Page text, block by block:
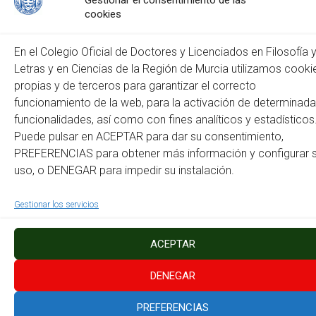
cookies
En el Colegio Oficial de Doctores y Licenciados en Filosofía
Letras y en Ciencias de la Región de Murcia utilizamos
propias y de terceros para garantizar el correcto
funcionamiento de la web, para la activación de
funcionalidades, así como con fines analíticos y
Puede pulsar en ACEPTAR para dar su consentimiento,
PREFERENCIAS para obtener más información y configurar
uso, o DENEGAR para impedir su instalación.
Gestionar los servicios
ACEPTAR
DENEGAR
PREFERENCIAS
Este sitio usa Akismet para reducir el spam.Aprende cómo
se procesan los datos de tus comentarios.
Copyright © 2026Colegio Oficial de Doctores y Licenciados en Filosofía y Letras
y en Ciencias de la Región de Murcia. Todos los derechos reservados.
por ThemeGrill. Funciona con
Política de Cookies
Mapa del Sitio Accesibilidad Instagram Facebook